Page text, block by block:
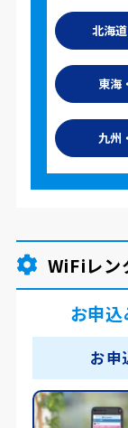
北海
東海
九州
WiFiレン
お申込
お申